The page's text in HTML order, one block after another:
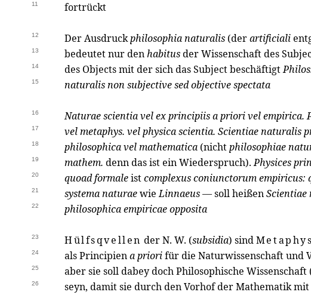
11 fortrückt
12 Der Ausdruckphilosophia naturalis (derartificiali
13 bedeutet nur denhabitusder Wissenschaft des
14 des Objects mit der sich das Subject beschäftigt
15 naturalis non subjective sed objective spectata
16 Naturae scientia vel ex principiis a priori vel empirica.
17 vel metaphys. vel physica scientia. Scientiae naturalis
18 philosophica vel mathematica (nichtphilosophiae
19 mathem. denn das ist ein Wiederspruch).Physices
20 quoad formaleistcomplexus coniunctorum empiricus:
21 systema naturaewieLinnaeus— soll heißen
22 philosophica empiricae opposita
23 Hülfsqvellen der N. W. (subsidia) sind
24 als Principiena priorifür die Naturwissenschaft und
25 aber sie soll dabey doch Philosophische Wissenschaft
26 seyn, damit sie durch den Vorhof der Mathematik